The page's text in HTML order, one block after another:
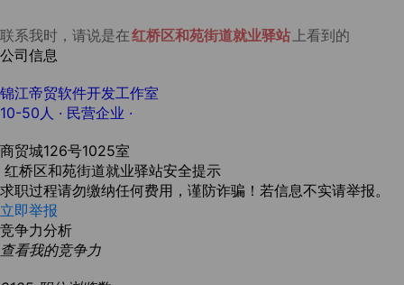
联系我时，请说是在红桥区和苑街道就业驿站上看到的
公司信息
锦江帝贸软件开发工作室
10-50人 · 民营企业 ·
商贸城126号1025室
红桥区和苑街道就业驿站安全提示
求职过程请勿缴纳任何费用，谨防诈骗！若信息不实请举报。
立即举报
竞争力分析
查看我的竞争力